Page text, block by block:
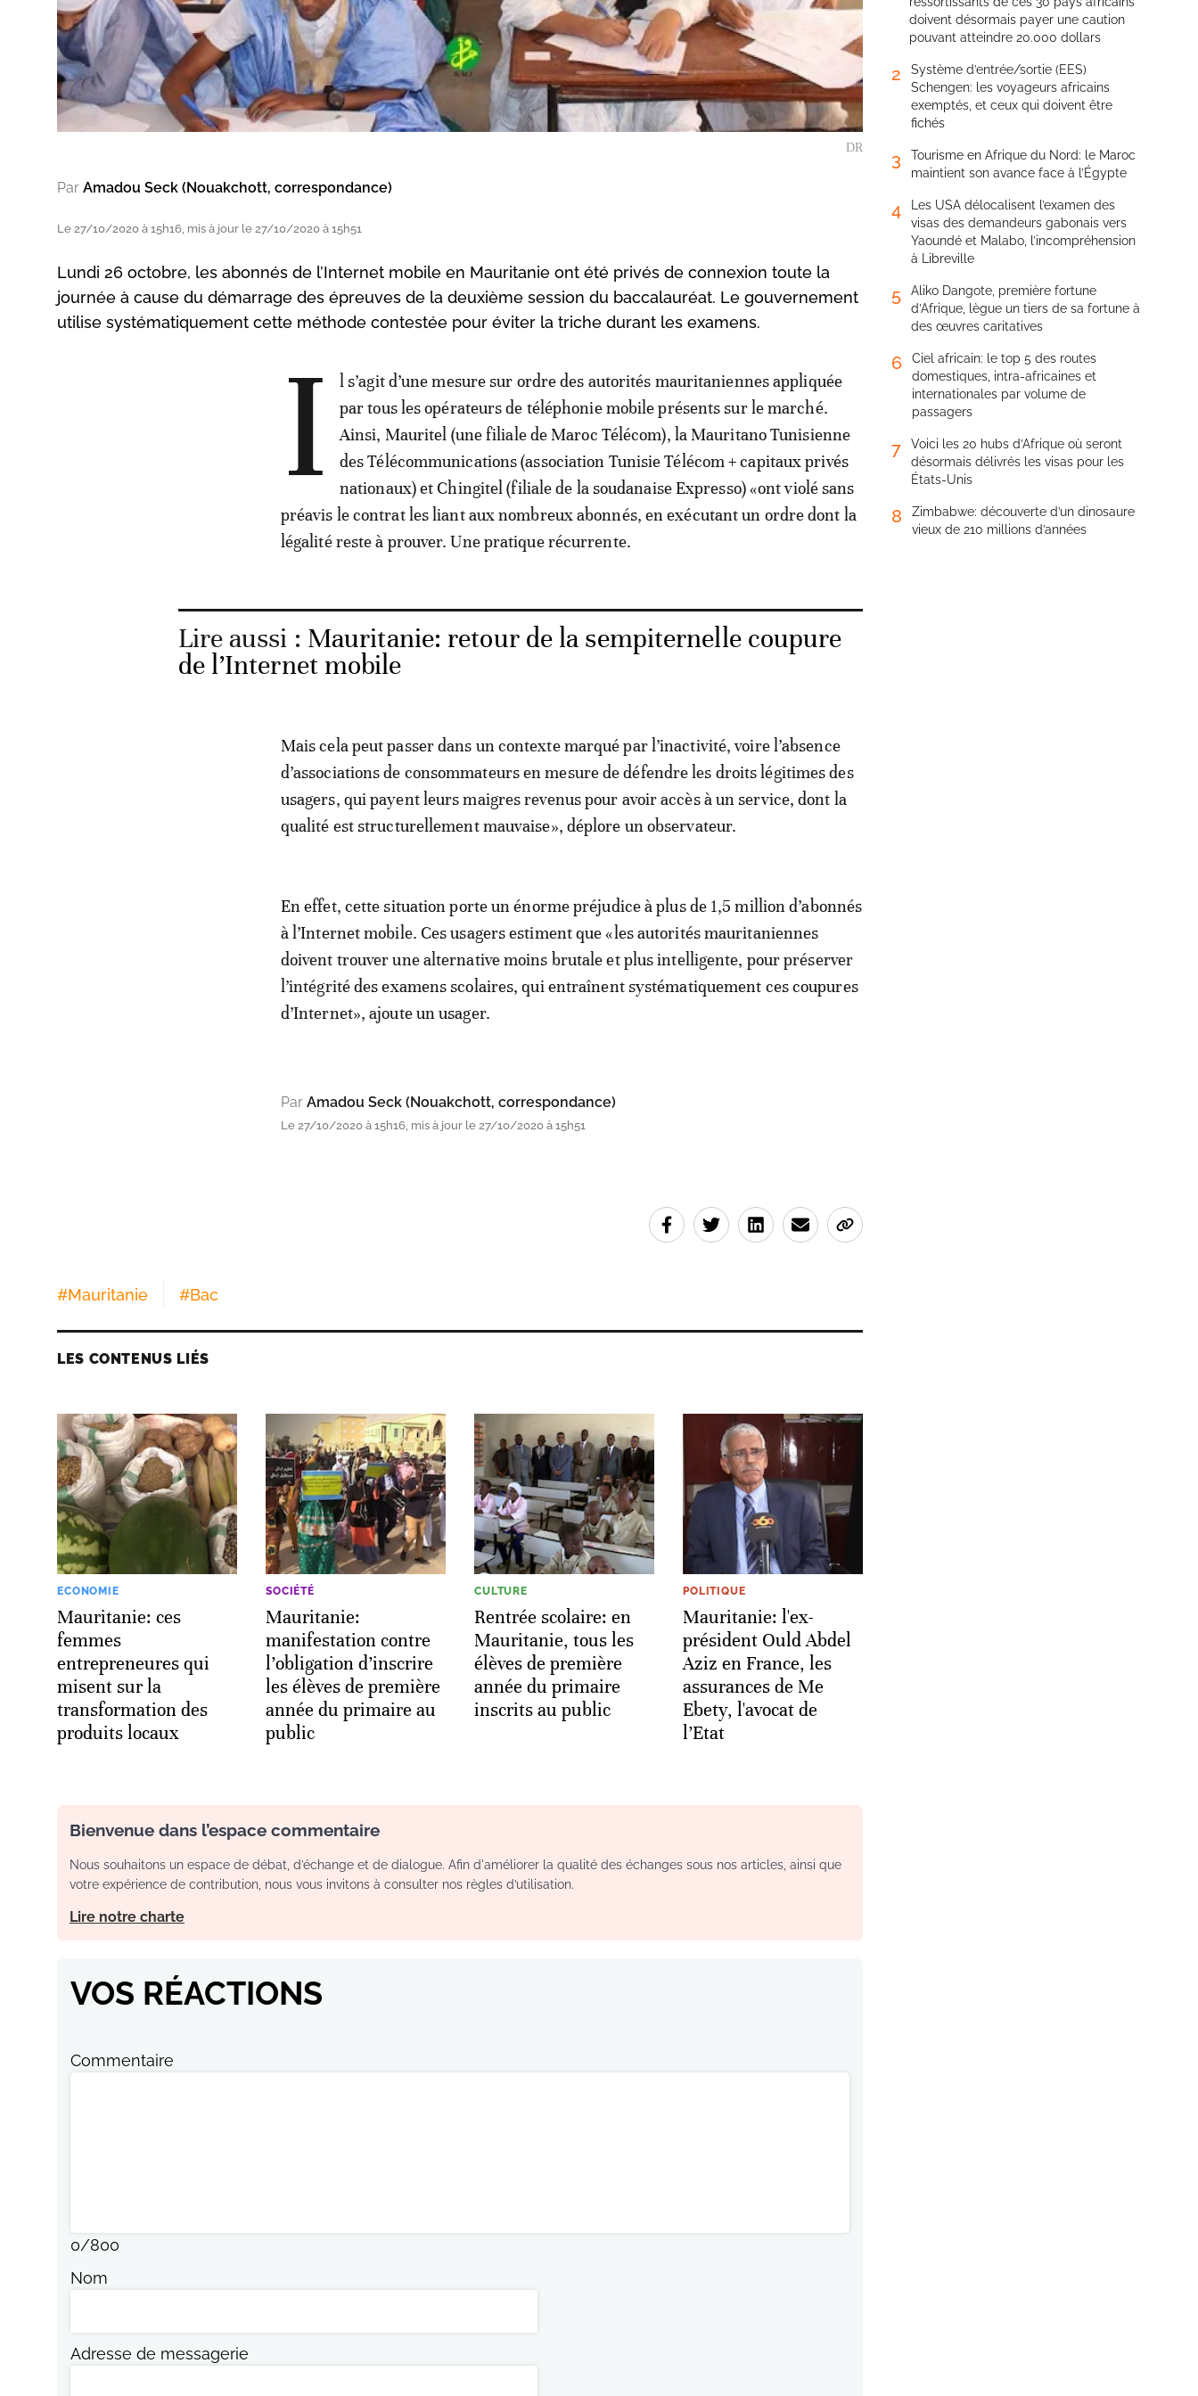
DR
Par Amadou Seck (Nouakchott, correspondance)
Le 27/10/2020 à 15h16, mis à jour le 27/10/2020 à 15h51
Lundi 26 octobre, les abonnés de l’Internet mobile en Mauritanie ont été privés de connexion toute la
journée à cause du démarrage des épreuves de la deuxième session du baccalauréat. Le gouvernement
utilise systématiquement cette méthode contestée pour éviter la triche durant les examens.
I
l s’agit d’une mesure sur ordre des autorités mauritaniennes appliquée
par tous les opérateurs de téléphonie mobile présents sur le marché.
Ainsi, Mauritel (une filiale de Maroc Télécom), la Mauritano Tunisienne
des Télécommunications (association Tunisie Télécom + capitaux privés
nationaux) et Chingitel (filiale de la soudanaise Expresso) «ont violé sans
préavis le contrat les liant aux nombreux abonnés, en exécutant un ordre dont la
légalité reste à prouver. Une pratique récurrente.
Lire aussi : Mauritanie: retour de la sempiternelle coupure
de l’Internet mobile
Mais cela peut passer dans un contexte marqué par l’inactivité, voire l’absence
d’associations de consommateurs en mesure de défendre les droits légitimes des
usagers, qui payent leurs maigres revenus pour avoir accès à un service, dont la
qualité est structurellement mauvaise», déplore un observateur.
En effet, cette situation porte un énorme préjudice à plus de 1,5 million d’abonnés
à l’Internet mobile. Ces usagers estiment que «les autorités mauritaniennes
doivent trouver une alternative moins brutale et plus intelligente, pour préserver
l’intégrité des examens scolaires, qui entraînent systématiquement ces coupures
d’Internet», ajoute un usager.
Par Amadou Seck (Nouakchott, correspondance)
Le 27/10/2020 à 15h16, mis à jour le 27/10/2020 à 15h51
#Mauritanie #Bac
LES CONTENUS LIÉS
ECONOMIE
Mauritanie: ces
femmes
entrepreneures qui
misent sur la
transformation des
produits locaux
SOCIÉTÉ
Mauritanie:
manifestation contre
l’obligation d’inscrire
les élèves de première
année du primaire au
public
CULTURE
Rentrée scolaire: en
Mauritanie, tous les
élèves de première
année du primaire
inscrits au public
POLITIQUE
Mauritanie: l'ex-
président Ould Abdel
Aziz en France, les
assurances de Me
Ebety, l'avocat de
l’Etat
Bienvenue dans l’espace commentaire
Nous souhaitons un espace de débat, d’échange et de dialogue. Afin d'améliorer la qualité des échanges sous nos articles, ainsi que
votre expérience de contribution, nous vous invitons à consulter nos règles d’utilisation.
Lire notre charte
VOS RÉACTIONS
Commentaire
0/800
Nom
Adresse de messagerie
doivent désormais payer une caution
pouvant atteindre 20.000 dollars
2
Système d’entrée/sortie (EES)
Schengen: les voyageurs africains
exemptés, et ceux qui doivent être
fichés
3
Tourisme en Afrique du Nord: le Maroc
maintient son avance face à l’Égypte
4
Les USA délocalisent l’examen des
visas des demandeurs gabonais vers
Yaoundé et Malabo, l’incompréhension
à Libreville
5
Aliko Dangote, première fortune
d’Afrique, lègue un tiers de sa fortune à
des œuvres caritatives
6
Ciel africain: le top 5 des routes
domestiques, intra-africaines et
internationales par volume de
passagers
7
Voici les 20 hubs d’Afrique où seront
désormais délivrés les visas pour les
États-Unis
8
Zimbabwe: découverte d’un dinosaure
vieux de 210 millions d’années